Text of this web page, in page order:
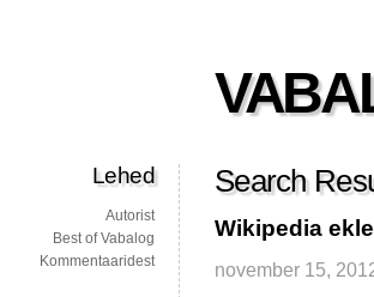
Search
Wikipedia
november 15,
Lehed
Autorist
Best of Vabalog
Kommentaaridest